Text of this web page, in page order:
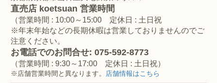
直売店 koetsuan 営業時間
（営業時間 : 10:00～15:00 定休日 : 土日祝
※年末年始などの長期休暇は営業しておりませんのでご
注意ください。
お電話でのお問合せ: 075-592-8773
（営業時間 : 9:30～17:00 定休日 : 土日祝）
※店舗営業時間と異なります。 店舗情報はこちら